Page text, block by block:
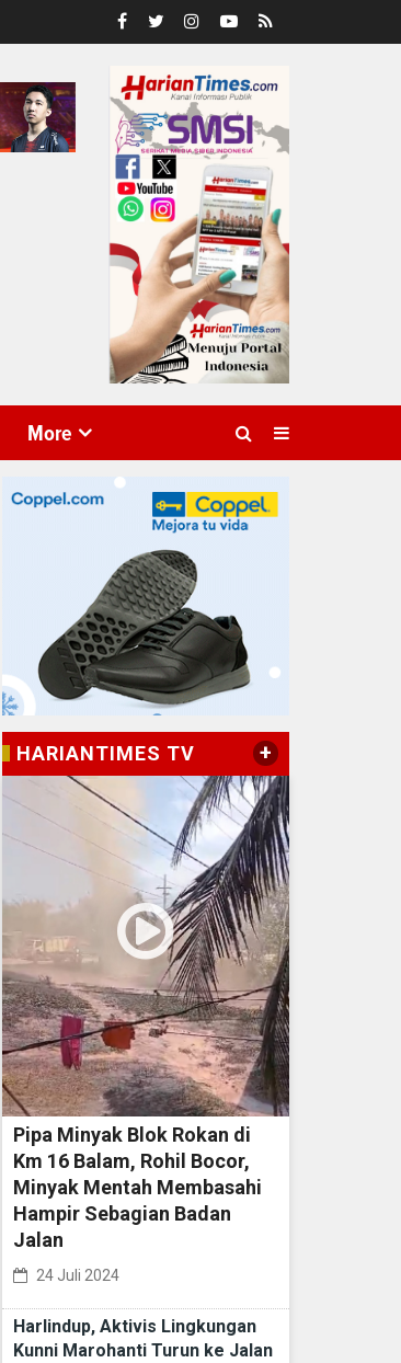
More
HARIANTIMES TV +
Pipa Minyak Blok Rokan di
Km 16 Balam, Rohil Bocor,
Minyak Mentah Membasahi
Hampir Sebagian Badan
Jalan
24 Juli 2024
Harlindup, Aktivis Lingkungan
Kunni Marohanti Turun ke Jalan